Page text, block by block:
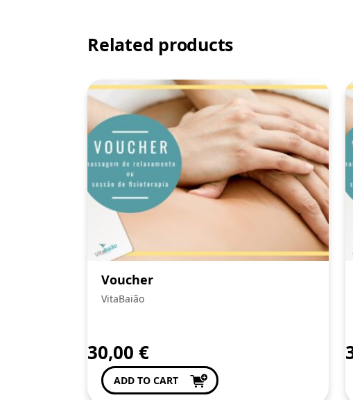
Related products
Voucher
VitaBaião
30,00 €
ADD TO CART